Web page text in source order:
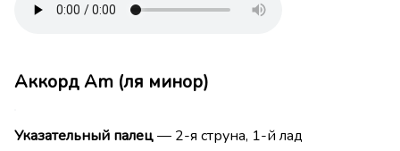
Аккорд Am (ля минор)
Указательный палец— 2-я струна, 1-й лад